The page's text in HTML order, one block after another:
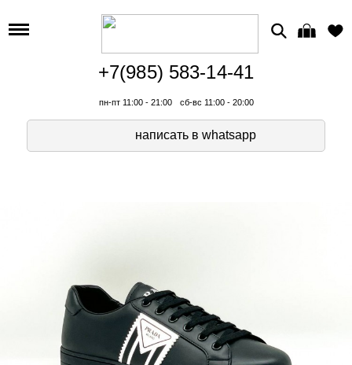
+7(985) 583-14-41
пн-пт 11:00 - 21:00 сб-вс 11:00 - 20:00
написать в whatsapp